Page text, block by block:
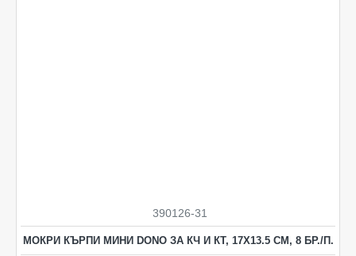
390126-31
МОКРИ КЪРПИ МИНИ DONO ЗА КЧ И КТ, 17Х13.5 СМ, 8 БР./П.